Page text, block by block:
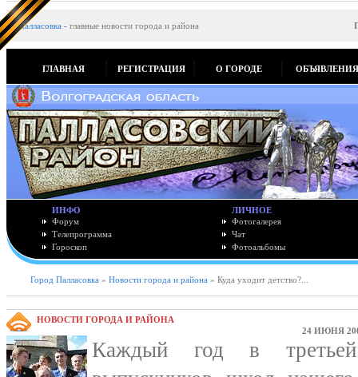
Палласовка - главные новости города и района
ГЛАВНАЯ РЕГИСТРАЦИЯ О ГОРОДЕ ОБЪЯВЛЕНИЯ
ИНФО
Форум
Телепрограмма
Гороскоп
ЛИЧНОЕ
Фотогалерея
Чат
Фотоальбомы
Город Палласовка » Новости города и района » Куда уходит детство?...
НОВОСТИ ГОРОДА И РАЙОНА
24 ИЮНЯ
Каждый год в